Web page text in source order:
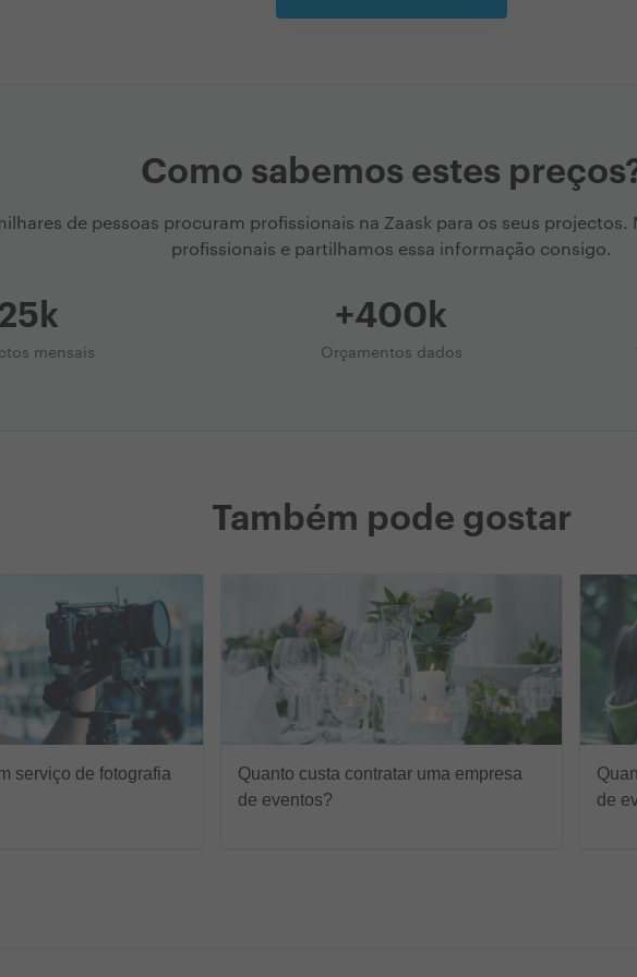
Como sabemos estes
de pessoas procuram profissionais na Zaask para os seus
profissionais e partilhamos essa informação consigo.
mensais
+400k
Orçamentos dados
Também pode gostar
serviço de fotografia
Quanto custa contratar uma empresa
de eventos?
de